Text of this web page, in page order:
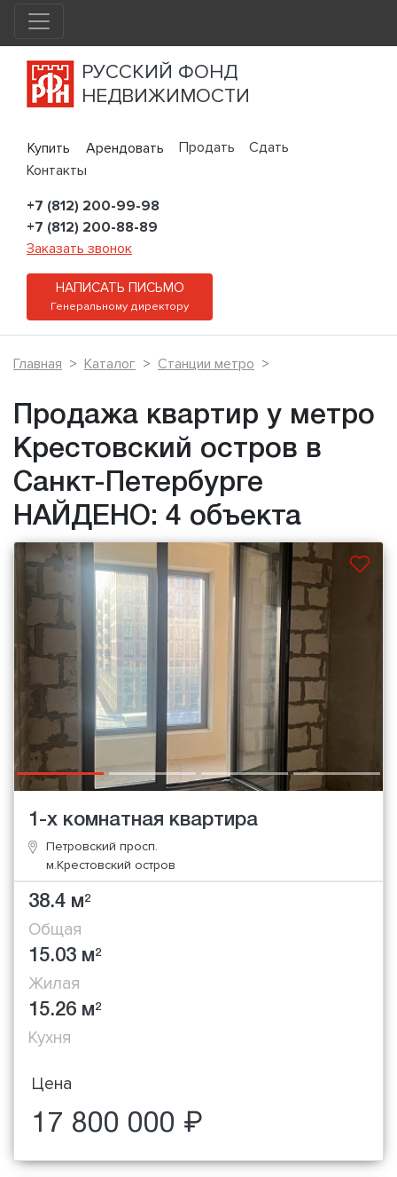
РУССКИЙ ФОНД
НЕДВИЖИМОСТИ
Купить Арендовать Продать
Сдать
Контакты
+7 (812) 200-99-98
+7 (812) 200-88-89
Заказать звонок
НАПИСАТЬ ПИСЬМО
Генеральному директору
Главная Каталог Станции метро
Продажа квартир у метро
Крестовский остров в
Санкт-Петербурге
НАЙДЕНО: 4 объекта
1-х комнатная квартира
Петровский просп.
м.Крестовский остров
38.4 м2
Общая
15.03 м2
Жилая
15.26 м2
Кухня
Цена
17 800 000 ₽